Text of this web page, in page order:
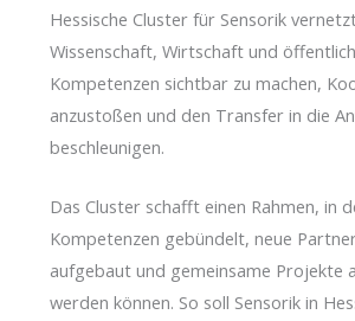
Hessische Cluster für Sensorik
Wissenschaft, Wirtschaft und
Kompetenzen sichtbar zu machen,
anzustoßen und den Transfer in die
beschleunigen.
Das Cluster schafft einen Rahmen, in
Kompetenzen gebündelt, neue
aufgebaut und gemeinsame Projekte
werden können. So soll Sensorik in